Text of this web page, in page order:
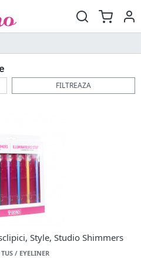
FILTREAZA
Style, Studio Shimmers
/ EYELINER